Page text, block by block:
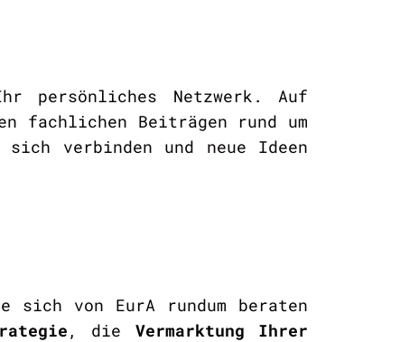
persönliches Netzwerk. Auf
fachlichen Beiträgen rund um
sich verbinden und neue Ideen
von EurA rundum beraten
, die Vermarktung Ihrer